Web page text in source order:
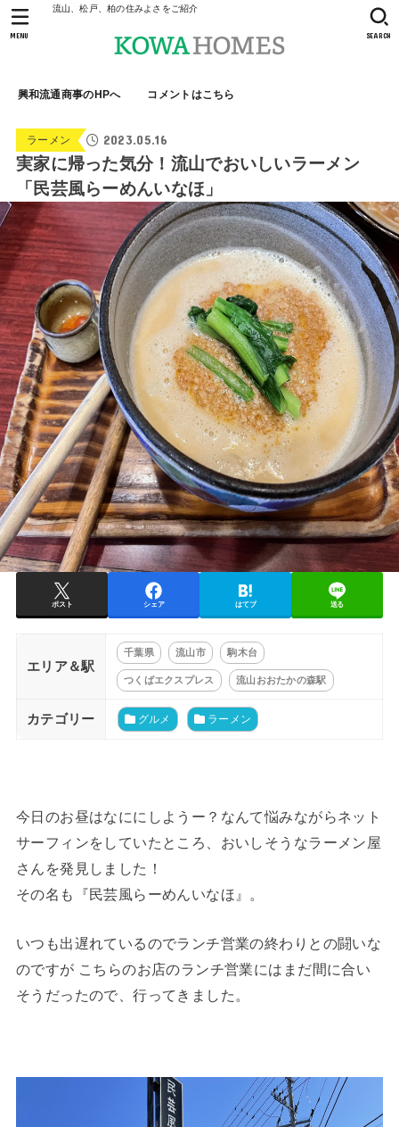
流山、松戸、柏の住みよさをご紹介
興和流通商事のHPへ コメントはこちら
SEARCH
MENU
ラーメン 2023.05.16
実家に帰った気分！流山でおいしいラーメン
「民芸風らーめんいなほ」
ポスト シェア はてブ 送る
エリア＆駅
千葉県 流山市 駒木台
つくばエクスプレス 流山おおたかの森駅
カテゴリー グルメ ラーメン
今日のお昼はなににしようー？なんて悩みながらネット
サーフィンをしていたところ、おいしそうなラーメン屋
さんを発見しました！
その名も『民芸風らーめんいなほ』。
いつも出遅れているのでランチ営業の終わりとの闘いな
のですが こちらのお店のランチ営業にはまだ間に合い
そうだったので、行ってきました。